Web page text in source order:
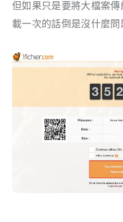
但如果只是要將大檔案
載一次的話倒是沒什麼問